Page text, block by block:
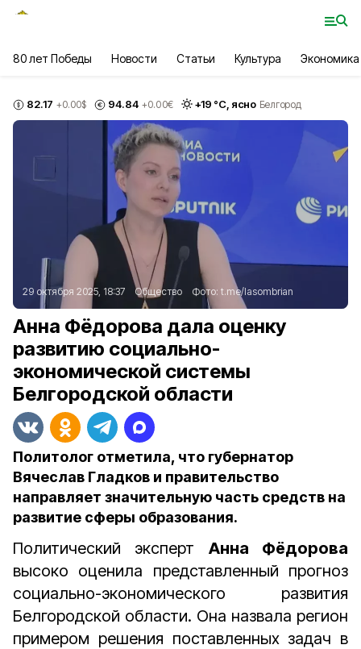
80 лет Победы Новости Статьи Культура Экономика
82.17 +0.00$ 94.84 +0.00€ +19 °С, ясно Белгород
29 октября 2025, 18:37 Общество Фото: t.me/lasombrian
Анна Фёдорова дала оценку
развитию социально-
экономической системы
Белгородской области
Политолог отметила, что губернатор
Вячеслав Гладков и правительство
направляет значительную часть средств на
развитие сферы образования.
Политический эксперт Анна Фёдорова
высоко оценила представленный прогноз
социально-экономического развития
Белгородской области. Она назвала регион
примером решения поставленных задач в